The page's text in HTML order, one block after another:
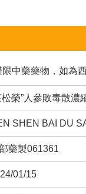
中藥藥物，如為
松榮”人參敗毒散濃
SHEN BAI DU
藥製061361
01/15